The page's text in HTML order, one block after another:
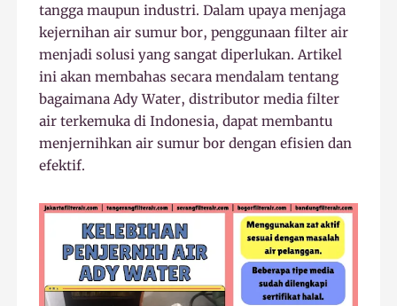
tangga maupun industri. Dalam upaya menjaga
kejernihan air sumur bor, penggunaan filter air
menjadi solusi yang sangat diperlukan. Artikel
ini akan membahas secara mendalam tentang
bagaimana Ady Water, distributor media filter
air terkemuka di Indonesia, dapat membantu
menjernihkan air sumur bor dengan efisien dan
efektif.